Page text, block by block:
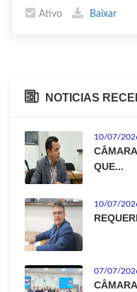
Ativo Baixar
NOTICIAS
10/07/
QUE...
10/07/
07/07/